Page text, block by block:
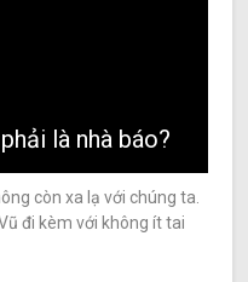
là nhà báo?
còn xa lạ với chúng ta.
đi kèm với không ít tai